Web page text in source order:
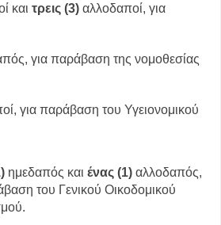
και τρεις (3) αλλοδαποί, για
για παράβαση της νομοθεσίας
για παράβαση του Υγειονομικού
ημεδαπός και ένας (1) αλλοδαπός,
του Γενικού Οικοδομικού